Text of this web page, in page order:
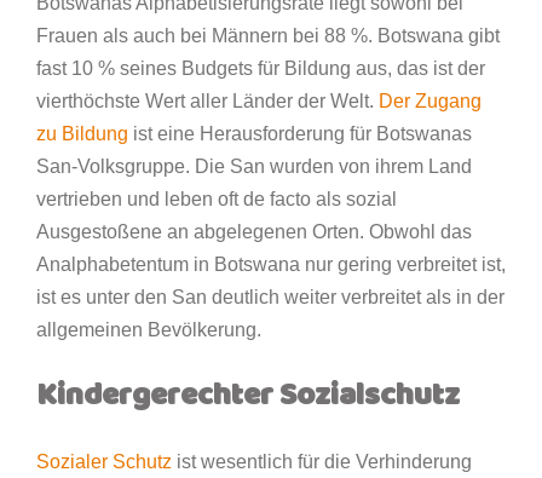
Frauen als auch bei Männern bei 88 %. Botswana gibt
fast 10 % seines Budgets für Bildung aus, das ist der
vierthöchste Wert aller Länder der Welt. Der Zugang
zu Bildung ist eine Herausforderung für Botswanas
San-Volksgruppe. Die San wurden von ihrem Land
vertrieben und leben oft de facto als sozial
Ausgestoßene an abgelegenen Orten. Obwohl das
Analphabetentum in Botswana nur gering verbreitet ist,
ist es unter den San deutlich weiter verbreitet als in der
allgemeinen Bevölkerung.
Kindergerechter Sozialschutz
Sozialer Schutz ist wesentlich für die Verhinderung